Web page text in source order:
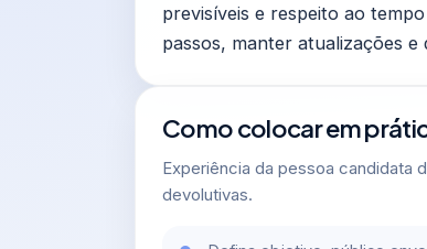
previsíveis e respeito ao
passos, manter atualizações
Como colocar em
Experiência da pessoa candidata
devolutivas.